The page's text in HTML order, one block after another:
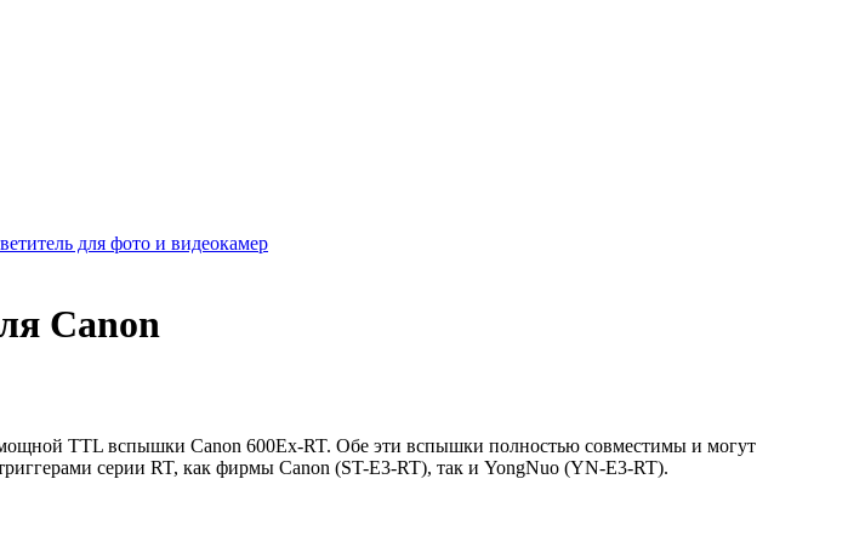
для фото и видеокамер
Canon
TTL вспышки Canon 600Ex-RT. Обе эти вспышки полностью совместимы и могут
серии RT, как фирмы Canon (ST-E3-RT), так и YongNuo (YN-E3-RT).